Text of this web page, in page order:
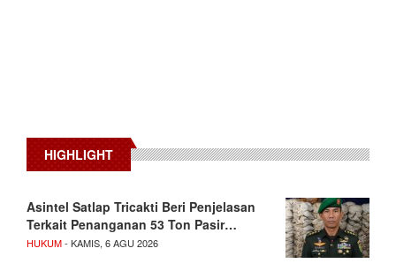
HIGHLIGHT
Asintel Satlap Tricakti Beri Penjelasan
Terkait Penanganan 53 Ton Pasir…
HUKUM- KAMIS, 6 AGU 2026